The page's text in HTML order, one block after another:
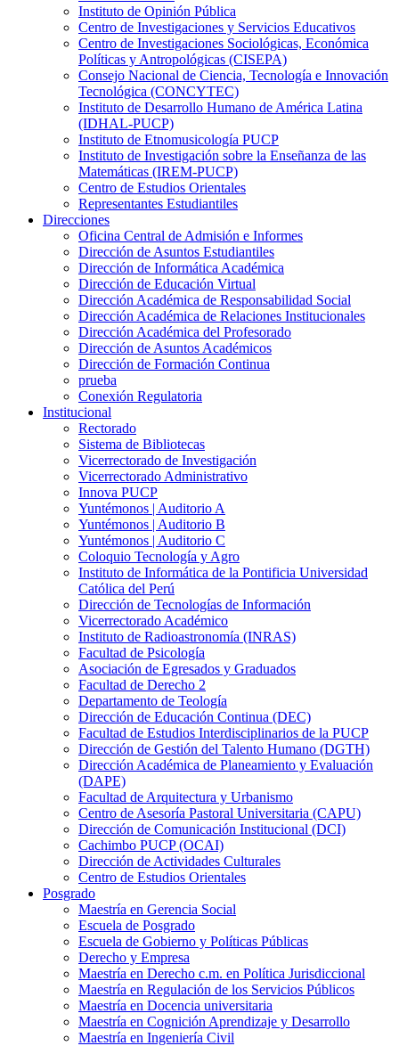
Instituto de Opinión Pública
Centro de Investigaciones y Servicios Educativos
Centro de Investigaciones Sociológicas, Económica
Políticas y Antropológicas (CISEPA)
Consejo Nacional de Ciencia, Tecnología e Innovación
Tecnológica (CONCYTEC)
Instituto de Desarrollo Humano de América Latina
(IDHAL-PUCP)
Instituto de Etnomusicología PUCP
Instituto de Investigación sobre la Enseñanza de las
Matemáticas (IREM-PUCP)
Centro de Estudios Orientales
Representantes Estudiantiles
Direcciones
Oficina Central de Admisión e Informes
Dirección de Asuntos Estudiantiles
Dirección de Informática Académica
Dirección de Educación Virtual
Dirección Académica de Responsabilidad Social
Dirección Académica de Relaciones Institucionales
Dirección Académica del Profesorado
Dirección de Asuntos Académicos
Dirección de Formación Continua
prueba
Conexión Regulatoria
Institucional
Rectorado
Sistema de Bibliotecas
Vicerrectorado de Investigación
Vicerrectorado Administrativo
Innova PUCP
Yuntémonos | Auditorio A
Yuntémonos | Auditorio B
Yuntémonos | Auditorio C
Coloquio Tecnología y Agro
Instituto de Informática de la Pontificia Universidad
Católica del Perú
Dirección de Tecnologías de Información
Vicerrectorado Académico
Instituto de Radioastronomía (INRAS)
Facultad de Psicología
Asociación de Egresados y Graduados
Facultad de Derecho 2
Departamento de Teología
Dirección de Educación Continua (DEC)
Facultad de Estudios Interdisciplinarios de la PUCP
Dirección de Gestión del Talento Humano (DGTH)
Dirección Académica de Planeamiento y Evaluación
(DAPE)
Facultad de Arquitectura y Urbanismo
Centro de Asesoría Pastoral Universitaria (CAPU)
Dirección de Comunicación Institucional (DCI)
Cachimbo PUCP (OCAI)
Dirección de Actividades Culturales
Centro de Estudios Orientales
Posgrado
Maestría en Gerencia Social
Escuela de Posgrado
Escuela de Gobierno y Políticas Públicas
Derecho y Empresa
Maestría en Derecho c.m. en Política Jurisdiccional
Maestría en Regulación de los Servicios Públicos
Maestría en Docencia universitaria
Maestría en Cognición Aprendizaje y Desarrollo
Maestría en Ingeniería Civil